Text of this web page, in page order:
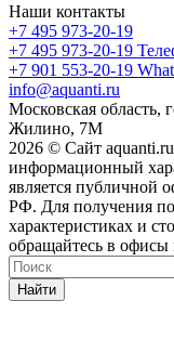
Наши контакты
+7 495 973-20-19
+7 495 973-20-19
+7 901 553-20-19
info@aquanti.ru
Московская область,
Жилино, 7М
2026 © Сайт
информационный
является публичной
РФ. Для получения
характеристиках и
обращайтесь в офисы
Найти